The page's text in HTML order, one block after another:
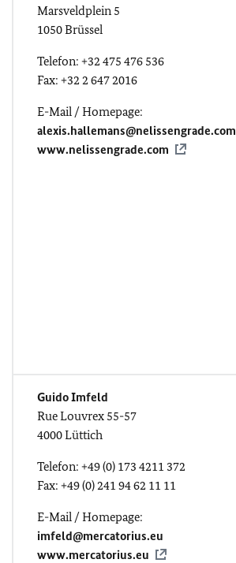
Marsveldplein 5
1050 Brüssel
Telefon: +32 475 476 536
Fax: +32 2 647 2016
E-Mail / Homepage:
alexis.hallemans@nelissengrade.com
www.nelissengrade.com
Guido Imfeld
Rue Louvrex 55-57
4000 Lüttich
Telefon: +49 (0) 173 4211 372
Fax: +49 (0) 241 94 62 11 11
E-Mail / Homepage:
imfeld@mercatorius.eu
www.mercatorius.eu